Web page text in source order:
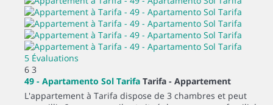
5 Évaluations
6 3
49 - Apartamento Sol Tarifa Tarifa - Appartement
L'appartement à Tarifa dispose de 3 chambres et peut